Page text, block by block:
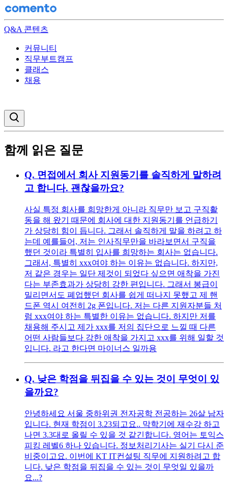
Q&A 콘텐츠
커뮤니티
직무부트캠프
클래스
채용
함께 읽은 질문
Q. 면접에서 회사 지원동기를 솔직하게 말하려
고 합니다. 괜찮을까요?
사실 특정 회사를 희망한게 아니라 직무만 보고 구직활
동을 해 왔기 때문에 회사에 대한 지원동기를 언급하기
가 상당히 힘이 듭니다. 그래서 솔직하게 말을 하려고 하
는데 예를들어, 저는 인사직무만을 바라보면서 구직을
했던 것이라 특별히 입사를 희망하는 회사는 없습니다.
그래서, 특별히 xxx여야 하는 이유는 없습니다. 하지만,
저 같은 경우는 일단 제것이 되었다 싶으면 애착을 가진
다는 부존효과가 상당히 강한 편입니다. 그래서 봉급이
밀리면서도 폐업했던 회사를 쉽게 떠나지 못했고 제 핸
드폰 역시 여전히 2g 폰입니다. 저는 다른 지원자분들 처
럼 xxx여야 하는 특별한 이유는 없습니다. 하지만 저를
채용해 주시고 제가 xxx를 저의 집단으로 느낄 때 다른
어떤 사람들보다 강한 애착을 가지고 xxx를 위해 일할 것
입니다. 라고 한다면 마이너스 일까용
Q. 낮은 학점을 뒤집을 수 있는 것이 무엇이 있
을까요?
안녕하세요 서울 중하위권 전자공학 전공하는 26살 남자
입니다. 현재 학점이 3.23되고요.. 막학기에 재수강 하고
나면 3.3대로 올릴 수 있을 것 같긴합니다. 영어는 토익스
피킹 레벨6 하나 있습니다. 정보처리기사는 실기 다시 준
비중이고요. 이번에 KT IT컨설팅 직무에 지원하려고 합
니다. 낮은 학점을 뒤집을 수 있는 것이 무엇일 있을까
요...?